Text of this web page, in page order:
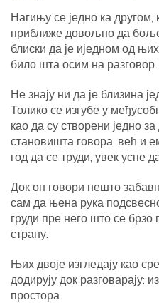
Нагињу се једно ка другом,
приближе довољно да боље
блиски да је иједном од
било шта осим на разговор.
Не знају ни да је близина
Толико се изгубе у
као да су створени једно
становишта говора, већ и
год да се труди, увек успе
Док он говори нешто
сам да њена рука
груди пре него што се брзо
страну.
Њих двоје изгледају као
додирују док разговарају:
простора.